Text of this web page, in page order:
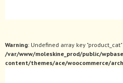
Warning: Undefined array key "product_cat"
/var/www/moleskine_prod/public/
content/themes/ace/woocommerce/